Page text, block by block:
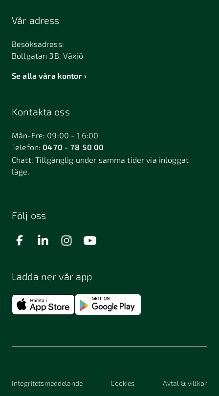
Vår adress
Besöksadress:
Bollgatan 3B, Växjö
Se alla våra kontor
Kontakta oss
Mån-Fre: 09:00 - 16:00
Telefon:0470 - 78 50 00
Chatt:Tillgänglig under samma tider via inloggat
läge.
Följ oss
Ladda ner vår app
Integritetsmeddelande Cookies Avtal & villkor